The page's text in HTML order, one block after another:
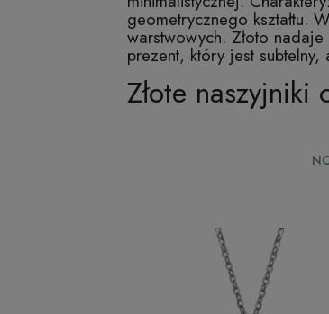
geometrycznego kształtu.
warstwowych. Złoto
prezent, który jest
Złote naszyjniki